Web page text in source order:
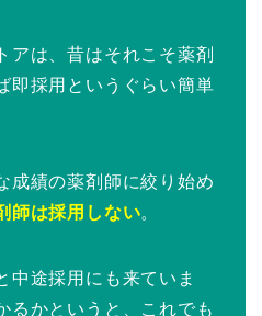
アは、昔はそれこそ薬剤
即採用というぐらい簡単
成績の薬剤師に絞り始め
師は採用しない。
中途採用にも来ていま
るかというと、これでも